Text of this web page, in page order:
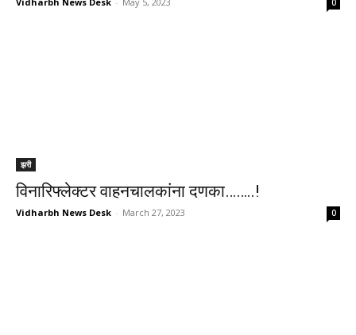
0
झरी
विनारिफ्लेक्टर वाहनचालकांना दणका……..!
Vidharbh News Desk - March 27, 2023 0